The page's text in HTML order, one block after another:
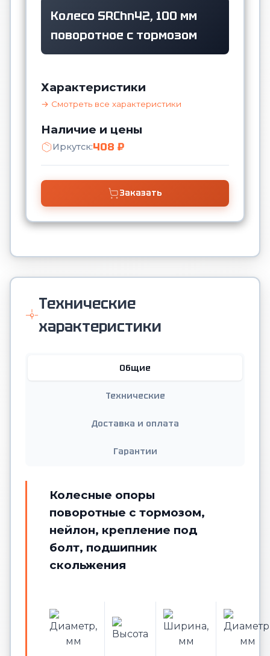
Колесо SRChn42, 100 мм
поворотное с тормозом
Характеристики
→ Смотреть все характеристики
Наличие и цены
Иркутск:408 ₽
Заказать
Технические
характеристики
Общие
Технические
Доставка и оплата
Гарантии
Колесные опоры
поворотные с тормозом,
нейлон, крепление под
болт, подшипник
скольжения